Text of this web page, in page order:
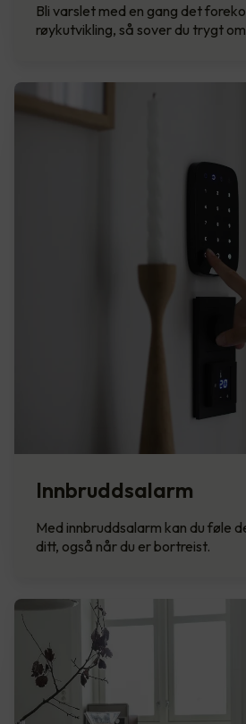
Bli varslet med en gang det
røykutvikling, så sover du trygt
Innbruddsalarm
Med innbruddsalarm kan du føle
ditt, også når du er bortreist.